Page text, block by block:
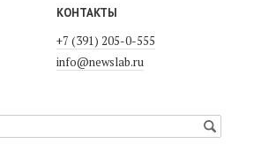
КОНТАКТЫ
+7 (391) 205-0-555
info@newslab.ru